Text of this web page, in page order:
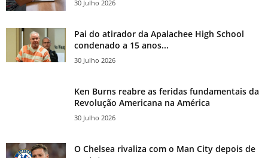
30 Julho 2026
Pai do atirador da Apalachee High School
condenado a 15 anos...
30 Julho 2026
Ken Burns reabre as feridas fundamentais da
Revolução Americana na América
30 Julho 2026
O Chelsea rivaliza com o Man City depois de